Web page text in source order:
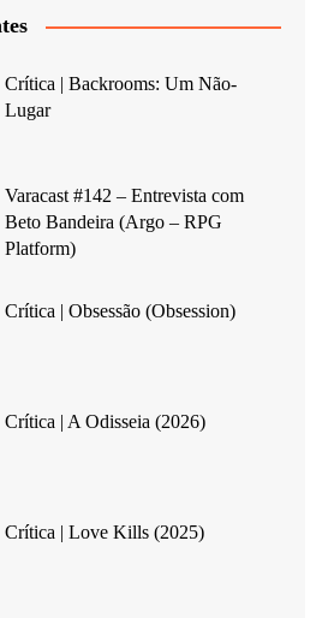
Crítica | Backrooms: Um Não-
Lugar
Varacast #142 – Entrevista com
Beto Bandeira (Argo – RPG
Platform)
Crítica | Obsessão (Obsession)
Crítica | A Odisseia (2026)
Crítica | Love Kills (2025)